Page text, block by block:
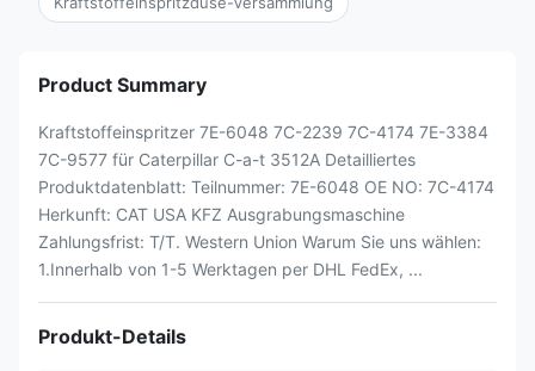
Product Summary
Kraftstoffeinspritzer 7E-6048 7C-2239 7C-4174 7E-3384
7C-9577 für Caterpillar C-a-t 3512A Detailliertes
Produktdatenblatt: Teilnummer: 7E-6048 OE NO: 7C-4174
Herkunft: CAT USA KFZ Ausgrabungsmaschine
Zahlungsfrist: T/T. Western Union Warum Sie uns wählen:
1.Innerhalb von 1-5 Werktagen per DHL FedEx, ...
Produkt-Details